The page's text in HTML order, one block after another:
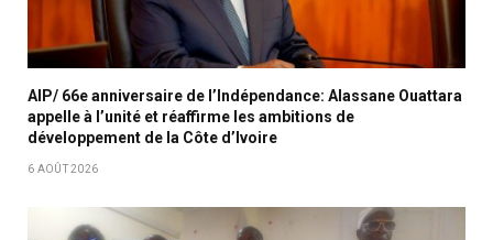
AIP/ 66e anniversaire de l’Indépendance: Alassane Ouattara
appelle à l’unité et réaffirme les ambitions de
développement de la Côte d’Ivoire
6 AOÛT 2026